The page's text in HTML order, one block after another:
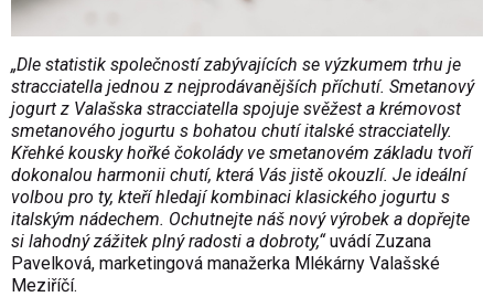
„Dle statistik společností zabývajících se výzkumem trhu je
stracciatella jednou z nejprodávanějších příchutí. Smetanový
jogurt z Valašska stracciatella spojuje svěžest a krémovost
smetanového jogurtu s bohatou chutí italské stracciatelly.
Křehké kousky hořké čokolády ve smetanovém základu tvoří
dokonalou harmonii chutí, která Vás jistě okouzlí. Je ideální
volbou pro ty, kteří hledají kombinaci klasického jogurtu s
italským nádechem. Ochutnejte náš nový výrobek a dopřejte
si lahodný zážitek plný radosti a dobroty,“uvádí Zuzana
Pavelková, marketingová manažerka Mlékárny Valašské
Meziříčí.